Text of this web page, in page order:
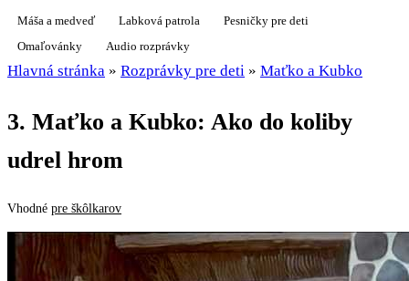
Máša a medveď Labková patrola
Pesničky pre deti
Omaľovánky
Audio rozprávky
Hlavná stránka » Rozprávky pre deti » Maťko a Kubko
3. Maťko a Kubko: Ako do koliby
udrel hrom
Vhodné pre škôlkarov